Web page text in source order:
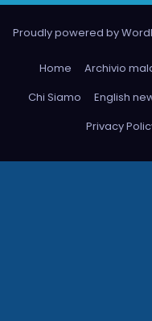
Proudly powered by
Home Archivio
Chi Siamo
English
Privacy